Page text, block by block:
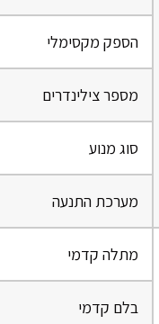
הספק מקסימלי
מספר צילינדרים
סוג מנוע
מערכת התנעה
מתלה קדמי
בלם קדמי